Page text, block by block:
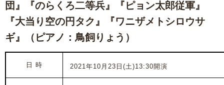
団』『のらくろ二等兵』『ピョン太郎従軍』
『大当り空の円タク』『ワニザメトシロウサ
ギ』（ピアノ：鳥飼りょう）
日 時 2021年10月23日(土)13:30開演